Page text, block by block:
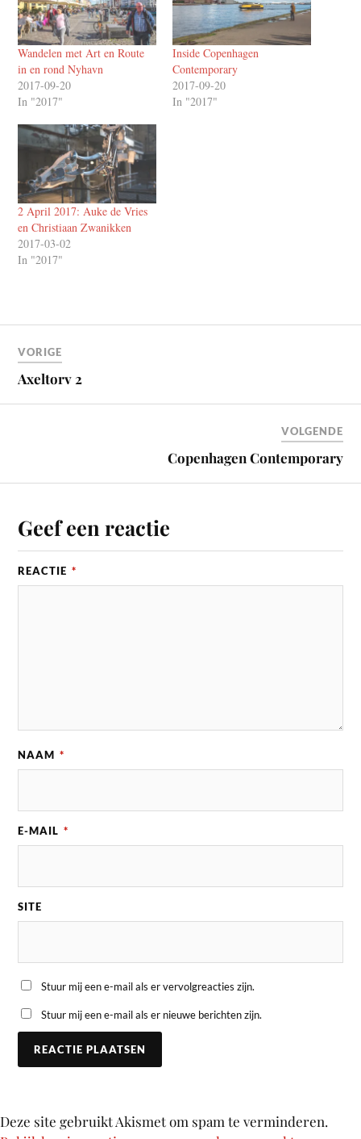
Wandelen met Art en Route
in en rond Nyhavn
2017-09-20
In "2017"
Inside Copenhagen
Contemporary
2017-09-20
In "2017"
2 April 2017: Auke de Vries
en Christiaan Zwanikken
2017-03-02
In "2017"
VORIGE
Axeltorv 2
VOLGENDE
Copenhagen Contemporary
Geef een reactie
REACTIE *
NAAM *
E-MAIL *
SITE
Stuur mij een e-mail als er vervolgreacties zijn.
Stuur mij een e-mail als er nieuwe berichten zijn.
Deze site gebruikt Akismet om spam te verminderen.